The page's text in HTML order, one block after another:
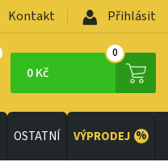
Kontakt Přihlásit
0 Kč
0
OSTATNÍ VÝPRODEJ %